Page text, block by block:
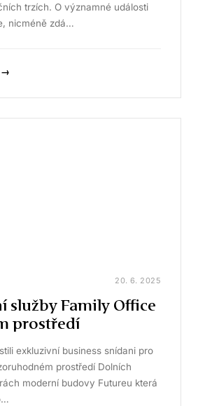
trzích. O významné události
nicméně zdá…
→
20. 6. 2025
služby Family Office
prostředí
exkluzivní business snídani pro
prostředí Dolních
moderní budovy Futureu která